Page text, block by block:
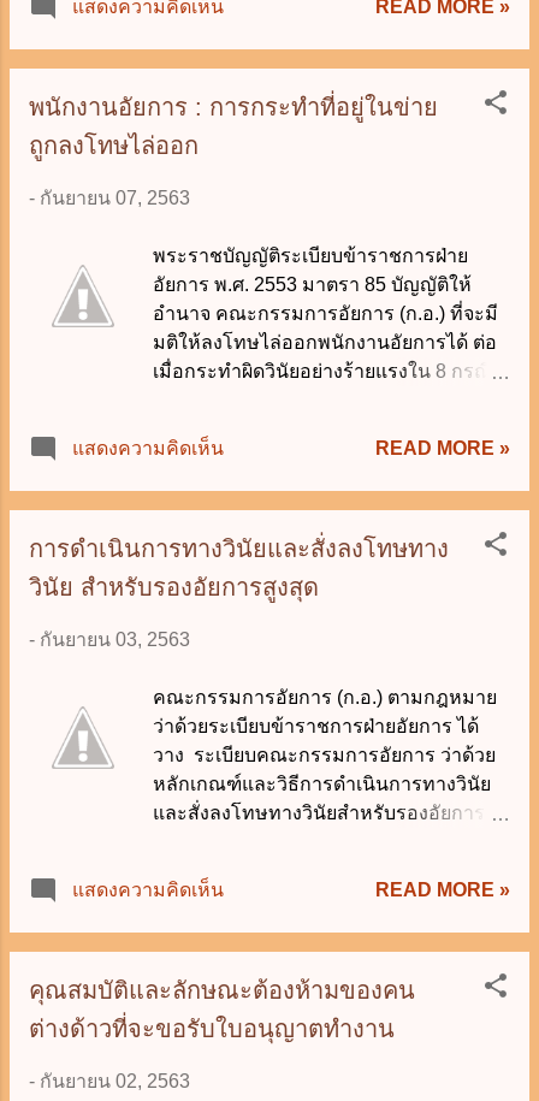
ปรามการทุจริต หรือพระราชบัญญัติ
ประกอบรัฐธรรมนูญ หรือกฎหมายอื่น
ประพฤติมิชอบ หมายความว่า การกระทำ
ที่ไม่ใช่ทุจริตต่อหน้าที่ แต่เป็นการปฏิบัติ
หรือละเว้นการปฏิบัติอย่างใด โดยอาศัยเหตุ
หมา...
5 สถาน ได้แก่ (1) ไล่ออก (2) ปลดออก (3)
ให้ออก (4) งดการเลื่อนตำแหน่ง หรืองด
เลื่อนชั้นหรือขั้นเงินเดือน (5) ภาคทัณฑ์
สำหรับการสั่งลงโทษฐานกระทำผิดวินัย
อย่างร้ายแรง ตาม (1) - (3) นั้น จะต้อง
ดำเนินการสอบสวนเสียก่อน เว้นแต่เป็น
ความผิดที่ปรากฏชัดแจ้ง ตามที่คณะ
ข้าราชการอัยการได้ให้ถ้อยคำรับสารภาพ
เป็นหนังสือต่อผู้บังคับบัญชาหรือต่อคณะ
กรรมการสอบสวน เมื่อได้สอบสวนชั้นต้น
แล้ว ประธาน ก.อ. โดยความเห็นชอบของ
ก.อ. จะพิจารณาสั่งลงโทษโดยไม่ต้อง
แสดงความคิดเห็น READ MORE »
พนักงานอัยการ : การกระทำที่อยู่ในข่าย
ถูกลงโทษไล่ออก
- กันยายน 07, 2563
พระราชบัญญัติระเบียบข้าราชการฝ่าย
อัยการ พ.ศ. 2553 มาตรา 85 บัญญัติให้
อำนาจ คณะกรรมการอัยการ (ก.อ.) ที่จะมี
มติให้ลงโทษไล่ออกพนักงานอัยการได้ ต่อ
เมื่อกระทำผิดวินัยอย่างร้ายแรงใน 8 กรณี
เพราะกระทำความผิดอาญา เว้นแต่เป็น
ความผิดที่ได้กระทำโดยประมาทหรือความ
ผิดลหุโทษ (3) ต้องคำพิพากษาให้เป็นบุคคล
ล้มละลายทุจริตตามกฎหมายว่าด้วยล้ม
ละลาย (4) เปิดเผยความลับของทางราชการ
อันเป็นเหตุให้เสียหายแก่ราชการอย่างร้าย
แรง (5) ละทิ้งหน้าที่ราชการโดยไม่มีเหตุผล
อย่างร้ายแรง หรือละทิ้งหน้าที่ราชการ
ติดต่อในคราวเดียวกันเป็นเวลาเกิน 15 วัน
โดยไม่มีเหตุผลอันสมควร (6) ขัดคำสั่งผู้
บังคับบัญชาซึ่งสั่งโดยชอบด้วยกฎหมาย
และการขัดคำสั่งนั้นอาจเป็นเหตุให้เสียหาย
ราชการโดยจงใจไม่ปฏิบัติตามกฎหมาย
เสียหายแก่ราชการอย่างร้ายแรง (8)
ประพฤติชั่วอย่างร้ายแรง #นักเรียน
แสดงความคิดเห็น READ MORE »
การดำเนินการทางวินัยและสั่งลงโทษทาง
วินัย สำหรับรองอัยการสูงสุด
- กันยายน 03, 2563
คณะกรรมการอัยการ (ก.อ.) ตามกฎหมาย
ว่าด้วยระเบียบข้าราชการฝ่ายอัยการ ได้
วาง ระเบียบคณะกรรมการอัยการ ว่าด้วย
หลักเกณฑ์และวิธีการดำเนินการทางวินัย
และสั่งลงโทษทางวินัยสำหรับรองอัยการ
2563 เป็นต้นไป ในกรณีที่บรรดาระเบียบ
ข้อกำหนด ประกาศ และคำสั่งอื่นใด ขัด
หรือแย้งกับระเบียบนี้ ให้ใช้ระเบียบนี้แทน 2.
เมื่อมีผู้เสนอเรื่องต่อ ก.อ. กล่าวหารอง
อัยการสูงสุด ว่ากระทำผิดวินัย ให้ ก.อ.
พิจารณาดำเนินการสอบสวนชั้นต้น เพื่อให้
ได้ความจริงและเป็นธรรมโดยไม่ชักช้า 3.
แสดงความคิดเห็น READ MORE »
คุณสมบัติและลักษณะต้องห้ามของคน
ต่างด้าวที่จะขอรับใบอนุญาตทำงาน
- กันยายน 02, 2563